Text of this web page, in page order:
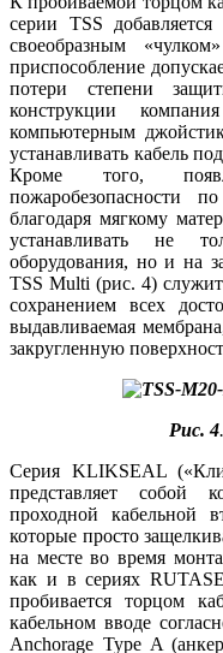
серии TSS
своеобразным
приспособление
потери степени
конструкции
компьютерным
устанавливать кабель
Кроме того,
пожаробезопасности
благодаря мягкому
устанавливать не
оборудования, но и на
TSS Multi (рис. 4) служит
сохранением всех
выдавливаемая
закругленную
Рис. 4
Серия KLIKSEAL
представляет собой
проходной кабельной
которые просто
на месте во время
как и в сериях
пробивается торцом
кабельном вводе
Anchorage Type A